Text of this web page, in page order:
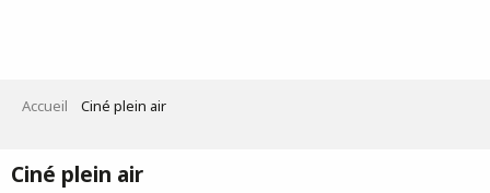
Accueil Ciné plein air
Ciné plein air